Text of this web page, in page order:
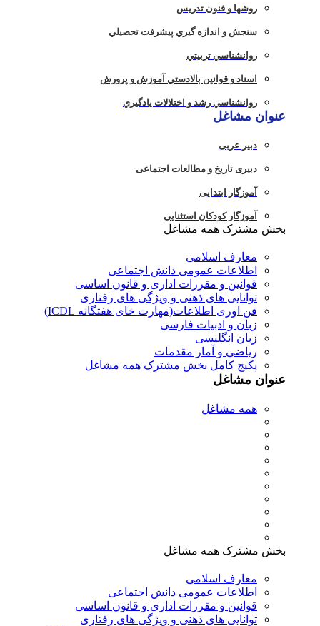
روشها و فنون تدريس
سنجش و اندازه گيري پيشرفت تحصيلي
روانشناسي تربيتي
اسناد و قوانين بالادستي آموزش و پرورش
روانشناسي رشد و اختلالات يادگيري
عنوان مشاغل
دبير عربی
دبیری تاریخ و مطالعات اجتماعی
آموزگار ابتدایی
آموزگار کودکان استثنایی
بخش مشترک همه مشاغل
معارف اسلامی
اطلاعات عمومی دانش اجتماعی
قوانین و مقررات اداری و قانون اساسی
توانایی های ذهنی و ویژگی های رفتاری
فن اوری اطلاعات(مهارت خای هفتگانه ICDL)
زبان و ادبیات فارسی
زبان انگلیسی
ریاضی و آمار مقدمات
پکیج کامل بخش مشترک همه مشاغل
عنوان مشاغل
همه مشاغل
بخش مشترک همه مشاغل
معارف اسلامی
اطلاعات عمومی دانش اجتماعی
قوانین و مقررات اداری و قانون اساسی
توانایی های ذهنی و ویژگی های رفتاری